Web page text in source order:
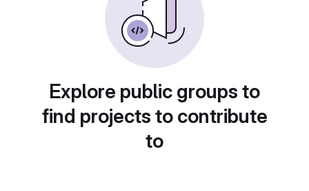
Explore public groups to
find projects to contribute
to